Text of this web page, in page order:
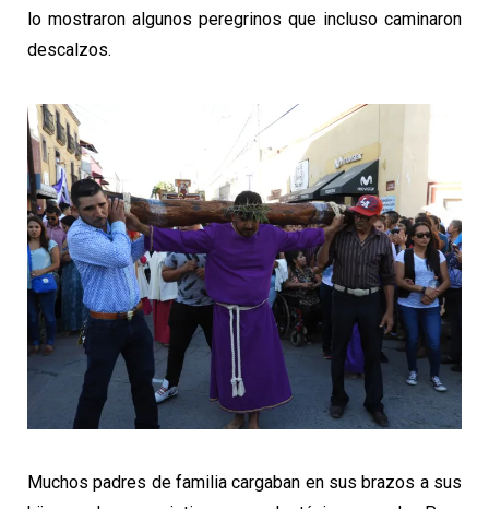
lo mostraron algunos peregrinos que incluso caminaron
descalzos.
Muchos padres de familia cargaban en sus brazos a sus